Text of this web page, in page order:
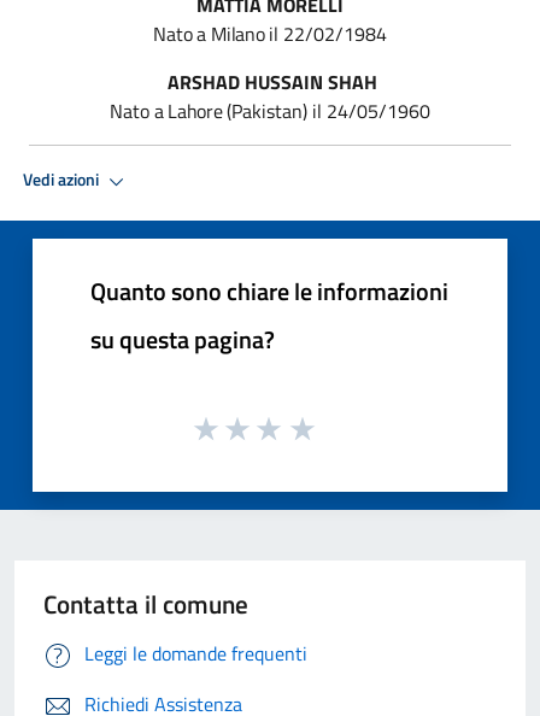
Natoa Milanoil 22/02/1984
ARSHAD HUSSAIN SHAH
Nato aLahore(Pakistan) il 24/05/1960
Vedi azioni
Quanto sono chiare le informazioni
su questa pagina?
Contatta il comune
Leggi le domande frequenti
Richiedi Assistenza